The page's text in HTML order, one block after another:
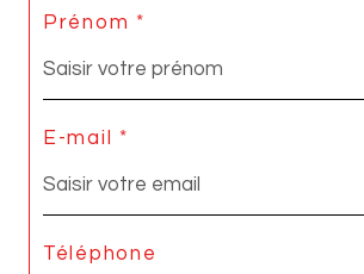
Prénom *
E-mail *
Téléphone